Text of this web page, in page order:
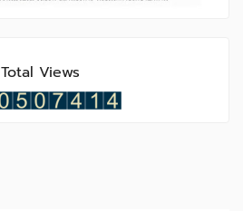
Total Views